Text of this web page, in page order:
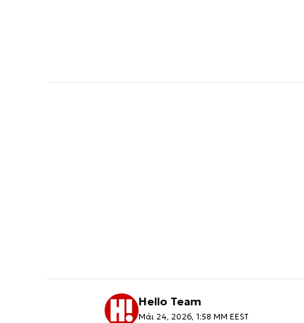
Hello Team
Μάι 24, 2026, 1:58 ΜΜ EEST